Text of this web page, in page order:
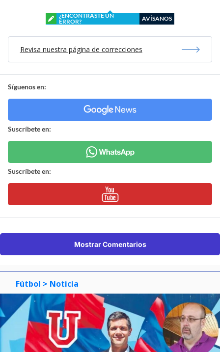
¿ENCONTRASTE UN
ERROR?
AVÍSANOS
Revisa nuestra página de correcciones
Síguenos en:
Suscríbete en:
Suscríbete en:
Mostrar Comentarios
Fútbol > Noticia